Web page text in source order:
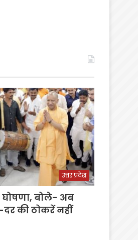
उत्तर प्रदेश
घोषणा, बोले- अब
की ठोकरें नहीं